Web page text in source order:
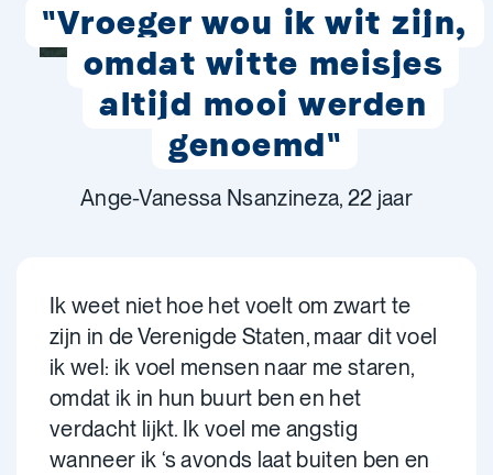
"Vroeger wou ik wit zijn,
omdat witte meisjes
altijd mooi werden
genoemd"
Ange-Vanessa Nsanzineza, 22 jaar
Ik weet niet hoe het voelt om zwart te
zijn in de Verenigde Staten, maar dit voel
ik wel: ik voel mensen naar me staren,
omdat ik in hun buurt ben en het
verdacht lijkt. Ik voel me angstig
wanneer ik ‘s avonds laat buiten ben en